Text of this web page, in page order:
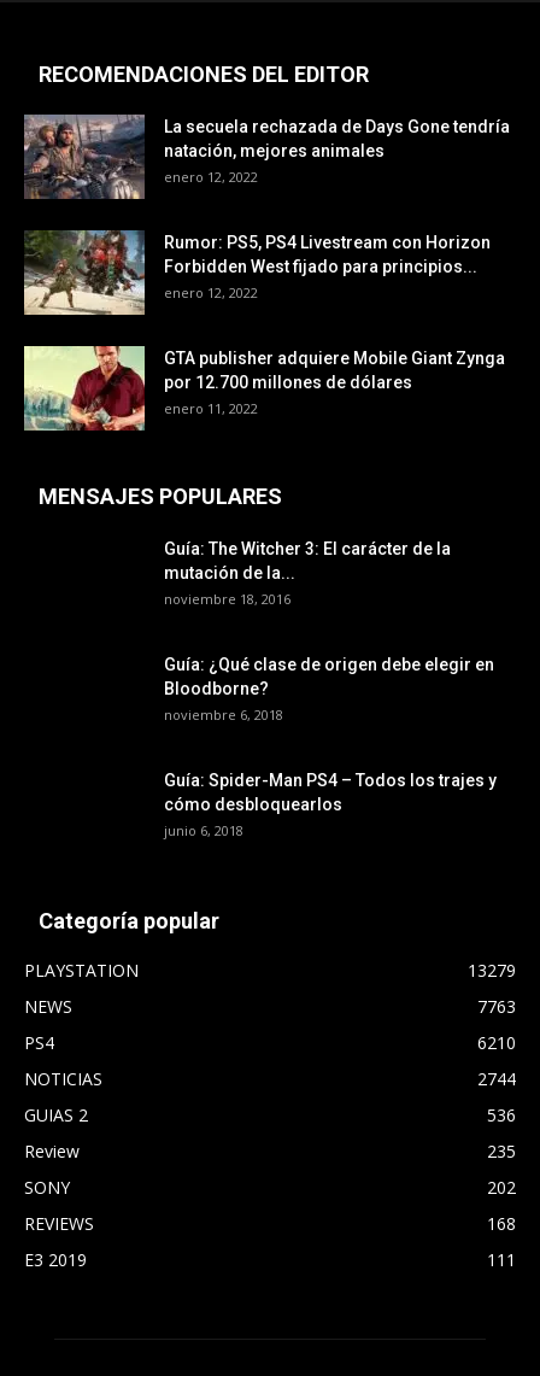
RECOMENDACIONES DEL EDITOR
La secuela rechazada de Days Gone tendría
natación, mejores animales
enero 12, 2022
Rumor: PS5, PS4 Livestream con Horizon
Forbidden West fijado para principios...
enero 12, 2022
GTA publisher adquiere Mobile Giant Zynga
por 12.700 millones de dólares
enero 11, 2022
MENSAJES POPULARES
Guía: The Witcher 3: El carácter de la
mutación de la...
noviembre 18, 2016
Guía: ¿Qué clase de origen debe elegir en
Bloodborne?
noviembre 6, 2018
Guía: Spider-Man PS4 – Todos los trajes y
cómo desbloquearlos
junio 6, 2018
Categoría popular
PLAYSTATION
13279
NEWS
7763
PS4
6210
NOTICIAS
2744
GUIAS 2
536
Review
235
SONY
202
REVIEWS
168
E3 2019
111